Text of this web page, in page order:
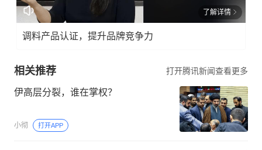
了解详情
调料产品认证，提升品牌竞争力
相关推荐 打开腾讯新闻查看更多
伊高层分裂，谁在掌权？
小彻 打开APP